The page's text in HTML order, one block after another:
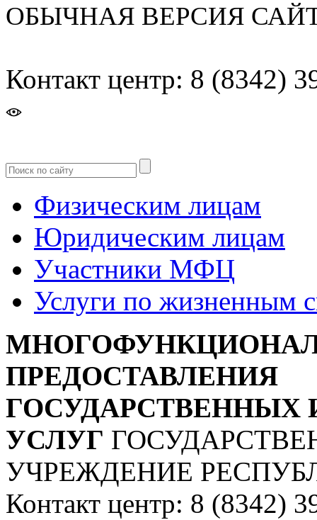
ОБЫЧНАЯ ВЕРСИЯ
Контакт центр: 8 (8342)
Физическим лицам
Юридическим лицам
Участники МФЦ
Услуги по жизненным
ПРЕДОСТАВЛЕНИЯ
УСЛУГ
УЧРЕЖДЕНИЕ
Контакт центр: 8 (8342)